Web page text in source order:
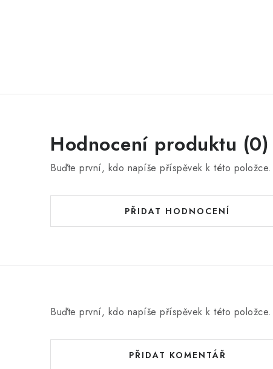
Hodnocení produktu (0)
Buďte první, kdo napíše příspěvek k této položce.
PŘIDAT HODNOCENÍ
Buďte první, kdo napíše příspěvek k této položce.
PŘIDAT KOMENTÁŘ